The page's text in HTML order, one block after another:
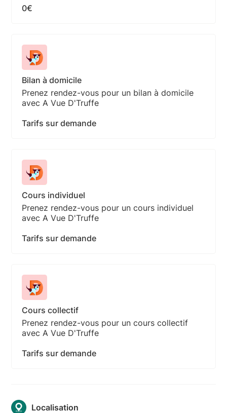
0€
Bilan à domicile
Prenez rendez-vous pour un bilan à domicile
avec A Vue D'Truffe
Tarifs sur demande
Cours individuel
Prenez rendez-vous pour un cours individuel
avec A Vue D'Truffe
Tarifs sur demande
Cours collectif
Prenez rendez-vous pour un cours collectif
avec A Vue D'Truffe
Tarifs sur demande
Localisation